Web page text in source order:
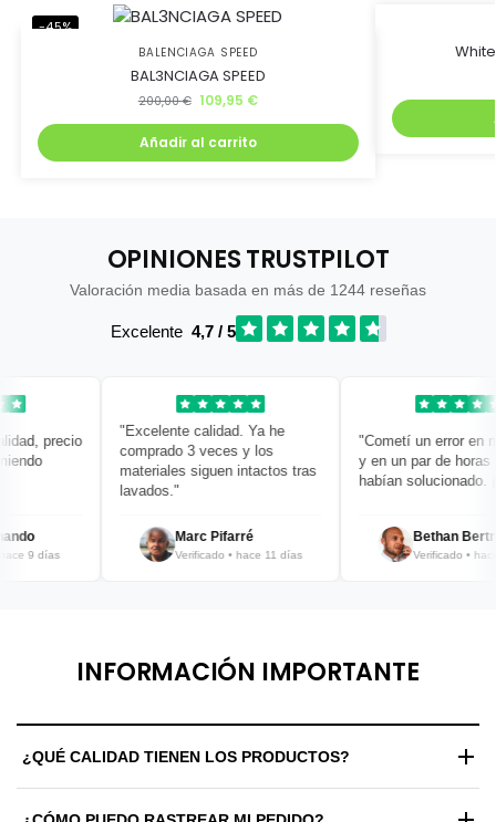
-45%
BALENCIAGA SPEED
BAL3NCIAGA SPEED
200,00€ 109,95 €
Añadir al carrito
OPINIONES TRUSTPILOT
Valoración media basada en más de 1244 reseñas
Excelente 4,7 / 5
precio
9 días
"Excelente calidad. Ya he
comprado 3 veces y los
materiales siguen intactos tras
lavados."
Marc Pifarré
Verificado • hace 11 días
"Cometí un error en mi
y en un par de horas
habían solucionado.
Bethan
Verificado • hace
INFORMACIÓN IMPORTANTE
¿QUÉ CALIDAD TIENEN LOS PRODUCTOS?